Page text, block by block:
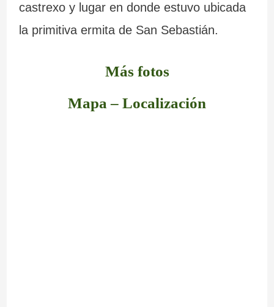
castrexo y lugar en donde estuvo ubicada
la primitiva ermita de San Sebastián.
Más fotos
Mapa – Localización